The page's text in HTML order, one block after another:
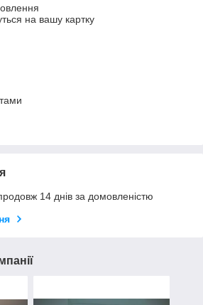
на вашу картку
14 днів за домовленістю